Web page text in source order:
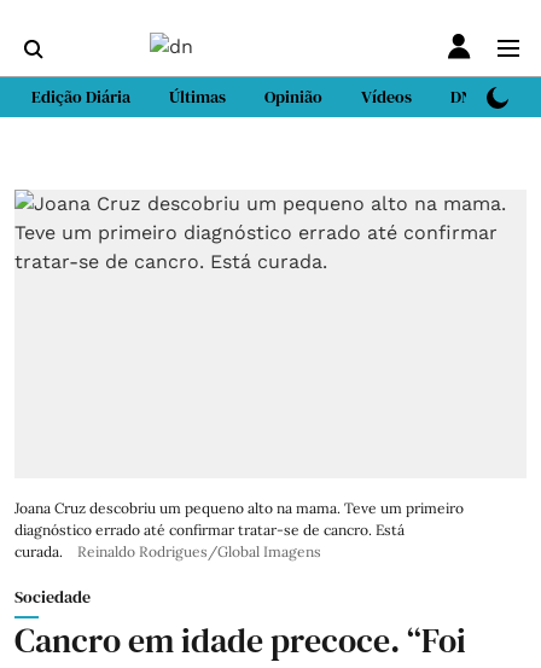
Edição Diária Últimas Opinião Vídeos DN Sport
Joana Cruz descobriu um pequeno alto na mama. Teve um primeiro
diagnóstico errado até confirmar tratar-se de cancro. Está
curada.
Reinaldo Rodrigues/Global Imagens
Sociedade
Cancro em idade precoce. “Foi